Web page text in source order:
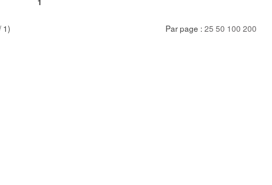
1) Par page : 25 50 100 200